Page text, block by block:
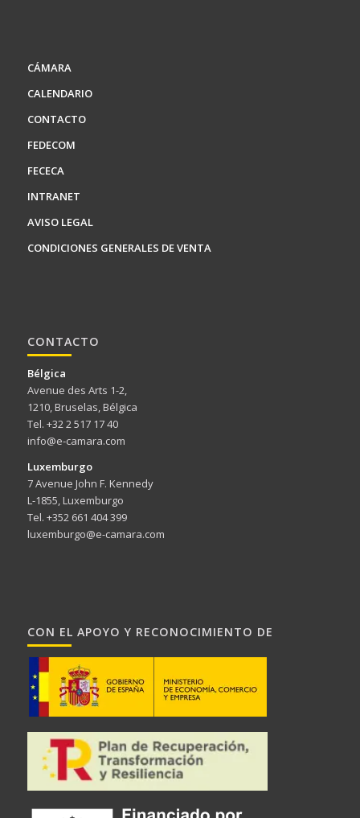
CÁMARA
CALENDARIO
CONTACTO
FEDECOM
FECECA
INTRANET
AVISO LEGAL
CONDICIONES GENERALES DE VENTA
CONTACTO
Bélgica
Avenue des Arts 1-2,
1210, Bruselas, Bélgica
Tel. +32 2 517 17 40
info@e-camara.com
Luxemburgo
7 Avenue John F. Kennedy
L-1855, Luxemburgo
Tel. +352 661 404 399
luxemburgo@e-camara.com
CON EL APOYO Y RECONOCIMIENTO DE